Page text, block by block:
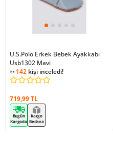
U.S.Polo Erkek Bebek Ayakkabı
Usb1302 Mavi
142 kişi inceledi!
719,99 TL
Bugün
Kargoda
Kargo
Bedava